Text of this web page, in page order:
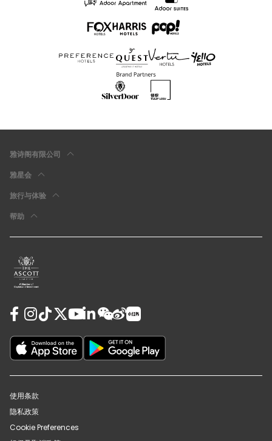
雅诗阁有限公司
雅星会
旅行与体验
帮助
使用条款
隐私政策
Cookie Preferences